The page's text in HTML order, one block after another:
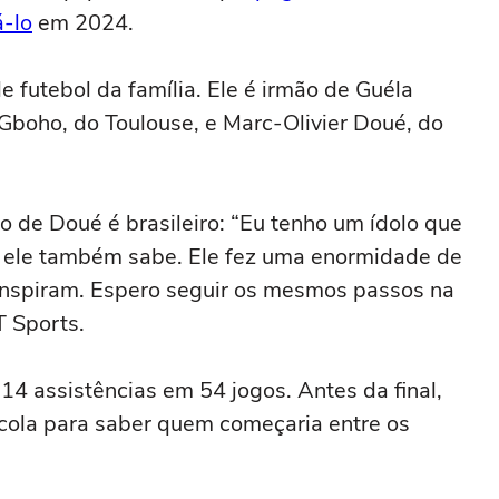
lo em 2024.
futebol da família. Ele é irmão de Guéla
do Toulouse, e Marc-Olivier Doué, do
Doué é brasileiro: “Eu tenho um ídolo que
também sabe. Ele fez uma enormidade de
Espero seguir os mesmos passos na
Sports.
assistências em 54 jogos. Antes da final,
para saber quem começaria entre os